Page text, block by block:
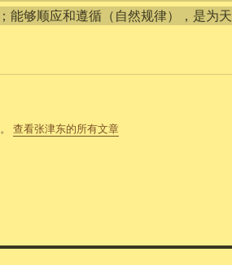
能够顺应和遵循（自然规律），是为天
查看张津东的所有文章